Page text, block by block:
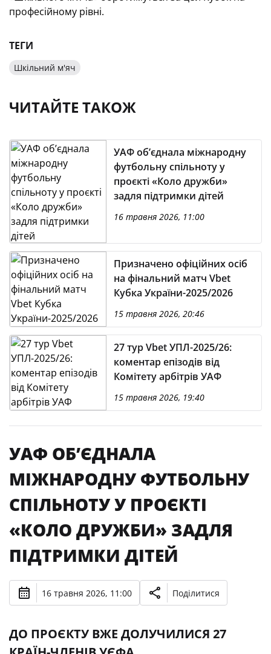
професійному рівні.
ТЕГИ
Шкільний м'яч
ЧИТАЙТЕ ТАКОЖ
УАФ об’єднала міжнародну
футбольну спільноту у
проєкті «Коло дружби»
задля підтримки дітей
16 травня 2026, 11:00
Призначено офіційних осіб
на фінальний матч Vbet
Кубка України-2025/2026
15 травня 2026, 20:46
27 тур Vbet УПЛ-2025/26:
коментар епізодів від
Комітету арбітрів УАФ
15 травня 2026, 19:40
УАФ ОБ’ЄДНАЛА
МІЖНАРОДНУ ФУТБОЛЬНУ
СПІЛЬНОТУ У ПРОЄКТІ
«КОЛО ДРУЖБИ» ЗАДЛЯ
ПІДТРИМКИ ДІТЕЙ
16 травня 2026, 11:00 Поділитися
ДО ПРОЄКТУ ВЖЕ ДОЛУЧИЛИСЯ 27